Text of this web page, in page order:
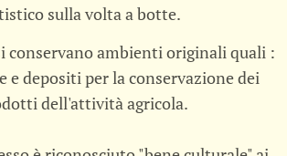
sulla volta a botte.
conservano ambienti originali quali :
e depositi per la conservazione dei
dell'attività agricola.